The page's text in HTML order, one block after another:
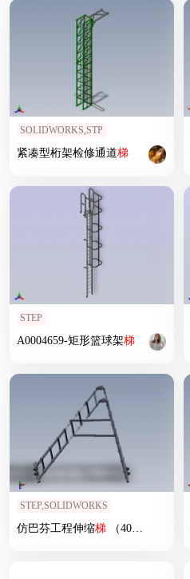
SOLIDWORKS,STP
紧凑型桁架检修通道梯
STEP
A0004659-矩形篮球架梯
STEP,SOLIDWORKS
仿巴芬工程伸缩梯（400）